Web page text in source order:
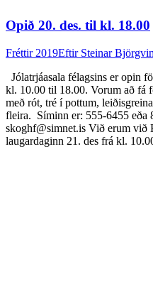
Opið 20. des. til kl. 18.00
Fréttir 2019Eftir Steinar
Jólatrjáasala félagsins er opin
kl. 10.00 til 18.00. Vorum að fá
með rót, tré í pottum,
fleira. Síminn er: 555-6455 eða
skoghf@simnet.is Við erum við
laugardaginn 21. des frá kl.